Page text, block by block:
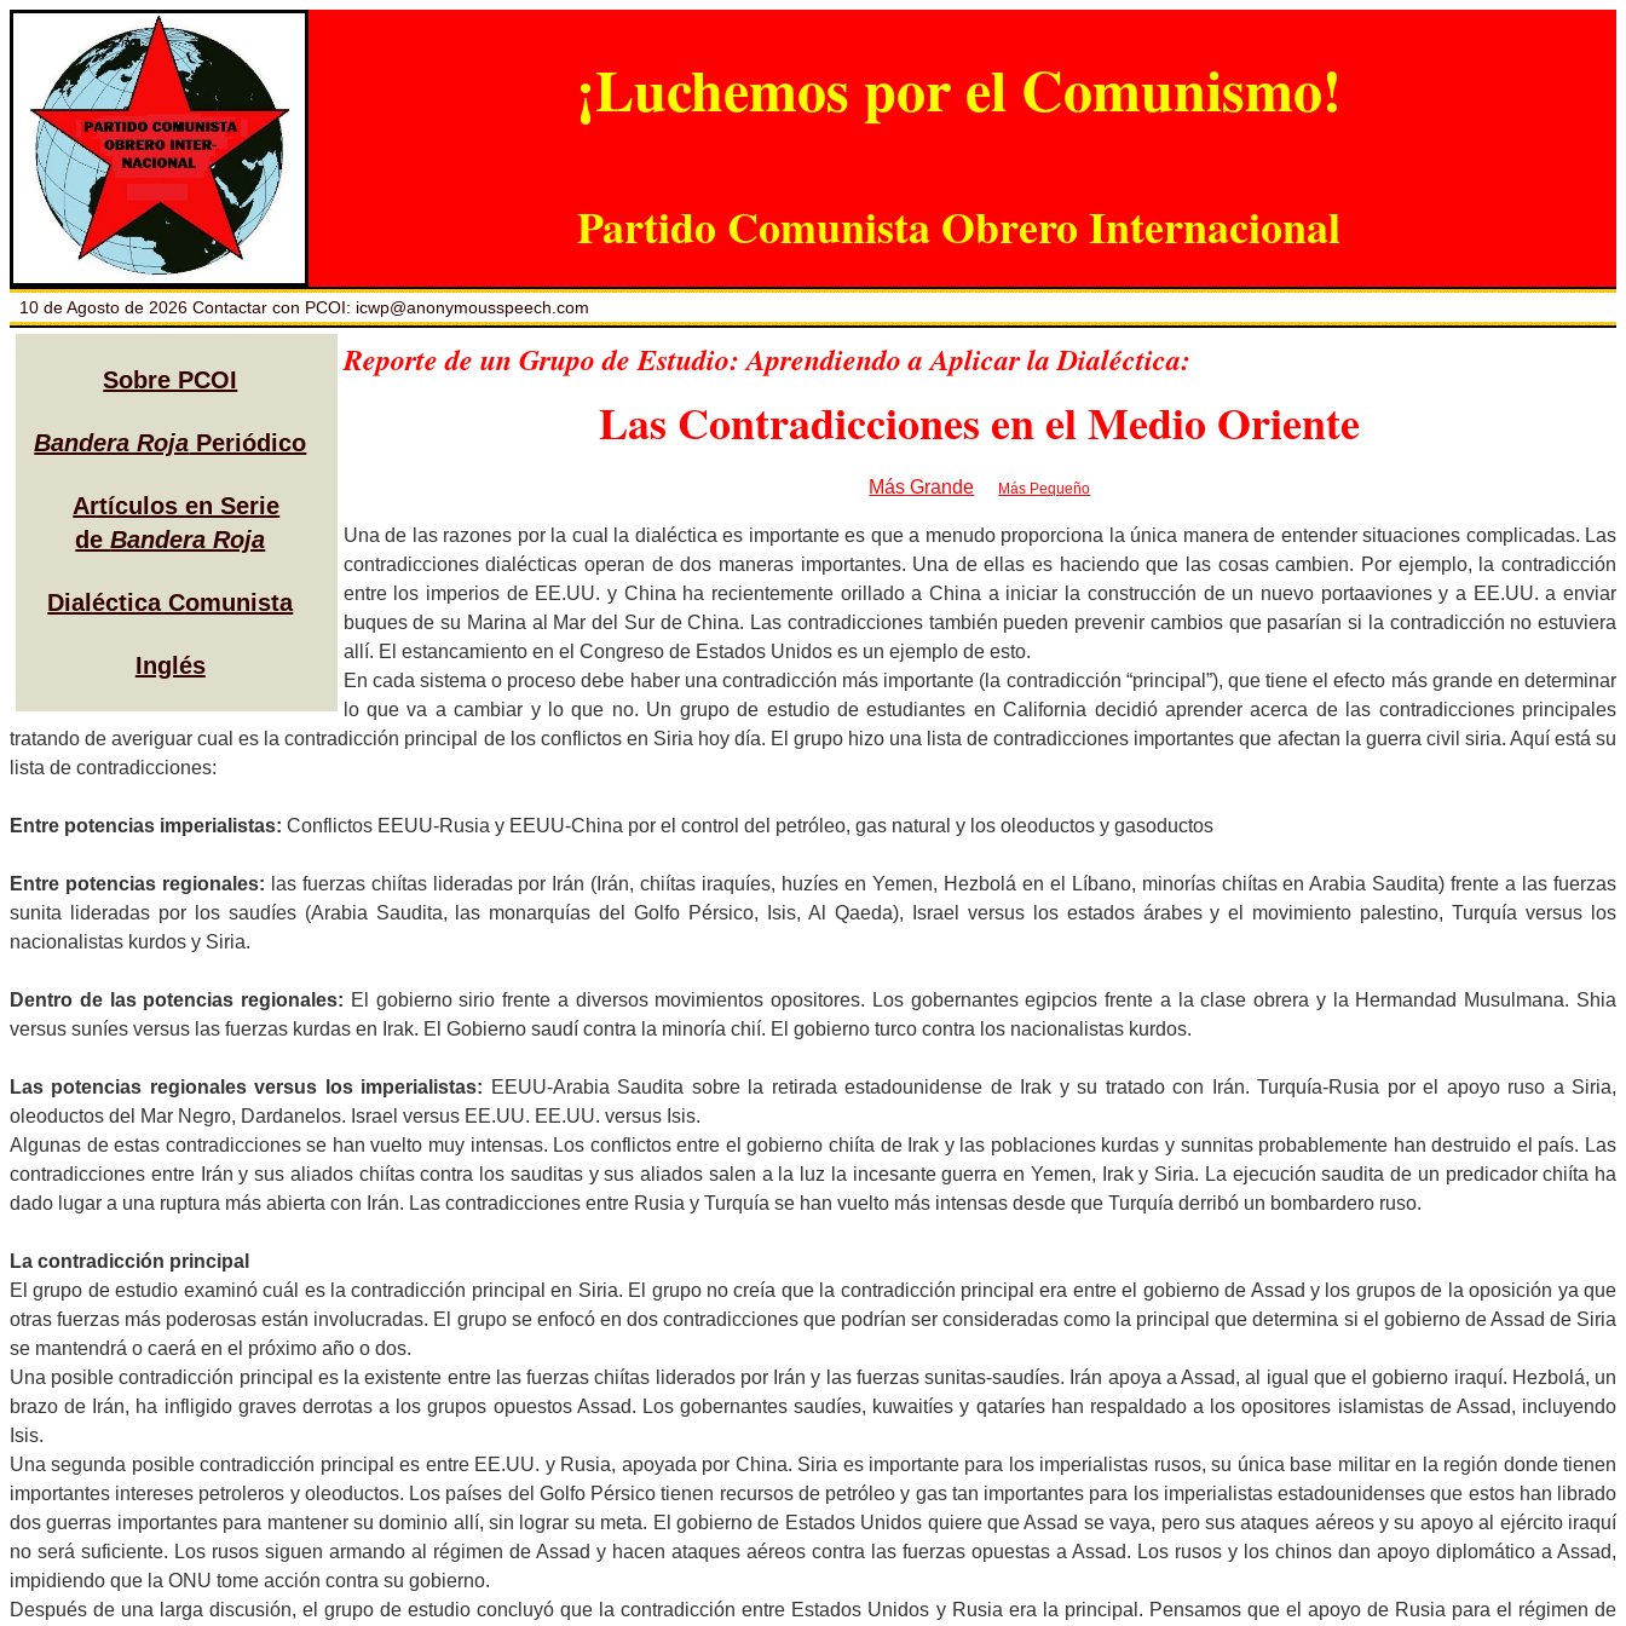
¡Luchemos por el Comunismo!
Partido Comunista Obrero Internacional
10 de Agosto de 2026 Contactar con PCOI: icwp@anonymousspeech.com
Sobre PCOI
Bandera Roja Periódico
Artículos en Serie
deBandera Roja
Dialéctica Comunista
Inglés
Reporte de un Grupo de Estudio: Aprendiendo a Aplicar la Dialéctica:
Las Contradicciones en el Medio Oriente
Más Grande Más Pequeño
Una de las razones por la cual la dialéctica es importante es que a menudo proporciona la única manera de entender situaciones complicadas. Las
contradicciones dialécticas operan de dos maneras importantes. Una de ellas es haciendo que las cosas cambien. Por ejemplo, la contradicción
entre los imperios de EE.UU. y China ha recientemente orillado a China a iniciar la construcción de un nuevo portaaviones y a EE.UU. a enviar
buques de su Marina al Mar del Sur de China. Las contradicciones también pueden prevenir cambios que pasarían si la contradicción no estuviera
allí. El estancamiento en el Congreso de Estados Unidos es un ejemplo de esto.
En cada sistema o proceso debe haber una contradicción más importante (la contradicción “principal”), que tiene el efecto más grande en determinar
lo que va a cambiar y lo que no. Un grupo de estudio de estudiantes en California decidió aprender acerca de las contradicciones principales
tratando de averiguar cual es la contradicción principal de los conflictos en Siria hoy día. El grupo hizo una lista de contradicciones importantes que afectan la guerra civil siria. Aquí está su
lista de contradicciones:
Entre potencias imperialistas: Conflictos EEUU-Rusia y EEUU-China por el control del petróleo, gas natural y los oleoductos y gasoductos
Entre potencias regionales: las fuerzas chiítas lideradas por Irán (Irán, chiítas iraquíes, huzíes en Yemen, Hezbolá en el Líbano, minorías chiítas en Arabia Saudita) frente a las fuerzas
sunita lideradas por los saudíes (Arabia Saudita, las monarquías del Golfo Pérsico, Isis, Al Qaeda), Israel versus los estados árabes y el movimiento palestino, Turquía versus los
nacionalistas kurdos y Siria.
Dentro de las potencias regionales: El gobierno sirio frente a diversos movimientos opositores. Los gobernantes egipcios frente a la clase obrera y la Hermandad Musulmana. Shia
versus suníes versus las fuerzas kurdas en Irak. El Gobierno saudí contra la minoría chií. El gobierno turco contra los nacionalistas kurdos.
Las potencias regionales versus los imperialistas: EEUU-Arabia Saudita sobre la retirada estadounidense de Irak y su tratado con Irán. Turquía-Rusia por el apoyo ruso a Siria,
oleoductos del Mar Negro, Dardanelos. Israel versus EE.UU. EE.UU. versus Isis.
Algunas de estas contradicciones se han vuelto muy intensas. Los conflictos entre el gobierno chiíta de Irak y las poblaciones kurdas y sunnitas probablemente han destruido el país. Las
contradicciones entre Irán y sus aliados chiítas contra los sauditas y sus aliados salen a la luz la incesante guerra en Yemen, Irak y Siria. La ejecución saudita de un predicador chiíta ha
dado lugar a una ruptura más abierta con Irán. Las contradicciones entre Rusia y Turquía se han vuelto más intensas desde que Turquía derribó un bombardero ruso.
La contradicción principal
El grupo de estudio examinó cuál es la contradicción principal en Siria. El grupo no creía que la contradicción principal era entre el gobierno de Assad y los grupos de la oposición ya que
otras fuerzas más poderosas están involucradas. El grupo se enfocó en dos contradicciones que podrían ser consideradas como la principal que determina si el gobierno de Assad de Siria
se mantendrá o caerá en el próximo año o dos.
Una posible contradicción principal es la existente entre las fuerzas chiítas liderados por Irán y las fuerzas sunitas-saudíes. Irán apoya a Assad, al igual que el gobierno iraquí. Hezbolá, un
brazo de Irán, ha infligido graves derrotas a los grupos opuestos Assad. Los gobernantes saudíes, kuwaitíes y qataríes han respaldado a los opositores islamistas de Assad, incluyendo
Isis.
Una segunda posible contradicción principal es entre EE.UU. y Rusia, apoyada por China. Siria es importante para los imperialistas rusos, su única base militar en la región donde tienen
importantes intereses petroleros y oleoductos. Los países del Golfo Pérsico tienen recursos de petróleo y gas tan importantes para los imperialistas estadounidenses que estos han librado
dos guerras importantes para mantener su dominio allí, sin lograr su meta. El gobierno de Estados Unidos quiere que Assad se vaya, pero sus ataques aéreos y su apoyo al ejército iraquí
no será suficiente. Los rusos siguen armando al régimen de Assad y hacen ataques aéreos contra las fuerzas opuestas a Assad. Los rusos y los chinos dan apoyo diplomático a Assad,
impidiendo que la ONU tome acción contra su gobierno.
Después de una larga discusión, el grupo de estudio concluyó que la contradicción entre Estados Unidos y Rusia era la principal. Pensamos que el apoyo de Rusia para el régimen de